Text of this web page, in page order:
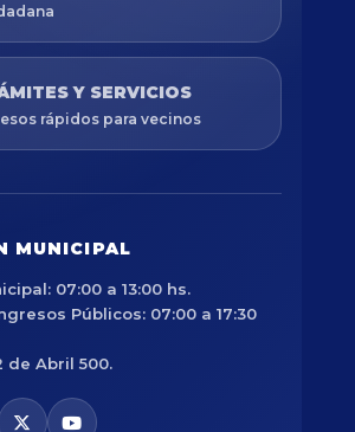
Y SERVICIOS
rápidos para vecinos
MUNICIPAL
07:00 a 13:00 hs.
Públicos: 07:00 a 17:30
de Abril 500.